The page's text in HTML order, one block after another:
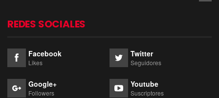
REDES SOCIALES
Facebook
Likes
Twitter
Seguidores
Google+
Followers
Youtube
Suscriptores